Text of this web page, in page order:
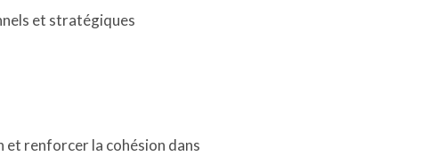
et stratégiques
renforcer la cohésion dans